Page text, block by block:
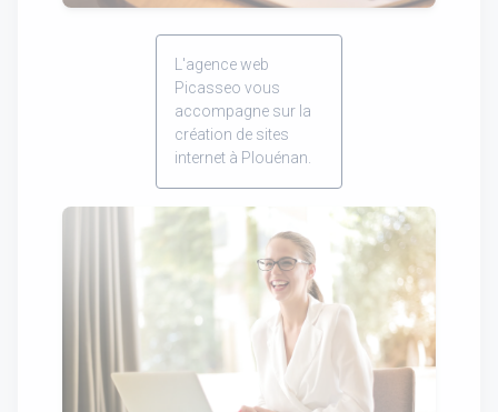
L'agence web
Picasseo vous
accompagne sur la
création de sites
internet à Plouénan.